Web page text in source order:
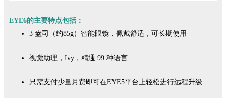
EYE6的主要特点包括：
3 盎司（约85g）智能眼镜，佩戴舒适，可长期使用
视觉助理，Ivy，精通 99 种语言
只需支付少量月费即可在EYE5平台上轻松进行远程升级